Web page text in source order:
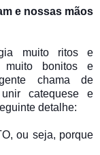
e nossas mãos
muito ritos e
bonitos e
chama de
unir catequese e
detalhe:
ou seja, porque